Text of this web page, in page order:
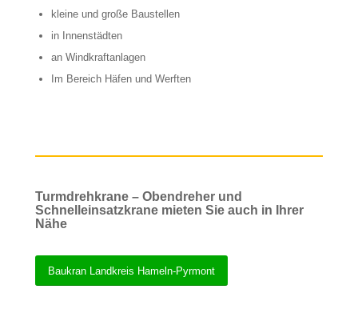
kleine und große Baustellen
in Innenstädten
an Windkraftanlagen
Im Bereich Häfen und Werften
Turmdrehkrane – Obendreher und
Schnelleinsatzkrane mieten Sie auch in Ihrer
Nähe
Baukran Landkreis Hameln-Pyrmont